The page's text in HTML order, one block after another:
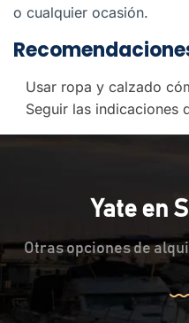
o cualquier ocasión.
Usar ropa y calzado
Seguir las indicaciones
Yate en
Otras opciones de